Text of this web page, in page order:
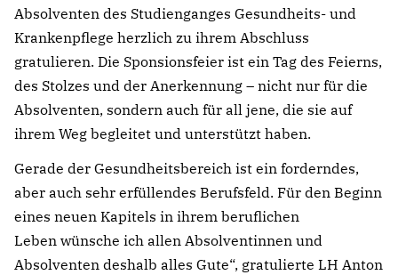
Absolventen des Studienganges Gesundheits- und
Krankenpflege herzlich zu ihrem Abschluss
gratulieren. Die Sponsionsfeier ist ein Tag des Feierns,
des Stolzes und der Anerkennung – nicht nur für die
Absolventen, sondern auch für all jene, die sie auf
ihrem Weg begleitet und unterstützt haben.
Gerade der Gesundheitsbereich ist ein forderndes,
aber auch sehr erfüllendes Berufsfeld. Für den Beginn
eines neuen Kapitels in ihrem beruflichen
Leben wünsche ich allen Absolventinnen und
Absolventen deshalb alles Gute“, gratulierte LH Anton